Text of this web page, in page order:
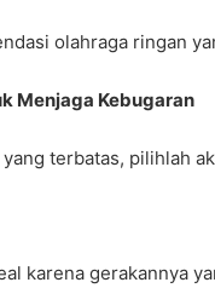
olahraga ringan
Menjaga Kebugaran
terbatas, pilihlah
karena gerakannya